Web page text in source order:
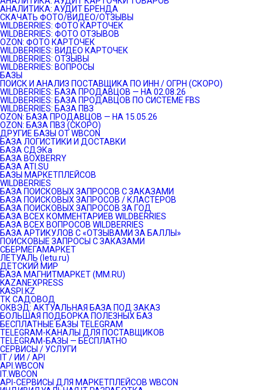
АНАЛИТИКА: АУДИТ БРЕНДА
СКАЧАТЬ ФОТО/ВИДЕО/ОТЗЫВЫ
WILDBERRIES: ФОТО КАРТОЧЕК
WILDBERRIES: ФОТО ОТЗЫВОВ
OZON: ФОТО КАРТОЧЕК
WILDBERRIES: ВИДЕО КАРТОЧЕК
WILDBERRIES: ОТЗЫВЫ
WILDBERRIES: ВОПРОСЫ
БАЗЫ
ПОИСК И АНАЛИЗ ПОСТАВЩИКА ПО ИНН / ОГРН (СКОРО)
WILDBERRIES: БАЗА ПРОДАВЦОВ — НА 02.08.26
WILDBERRIES: БАЗА ПРОДАВЦОВ ПО СИСТЕМЕ FBS
WILDBERRIES: БАЗА ПВЗ
OZON: БАЗА ПРОДАВЦОВ — НА 15.05.26
OZON: БАЗА ПВЗ (СКОРО)
ДРУГИЕ БАЗЫ ОТ WBCON
БАЗА ЛОГИСТИКИ И ДОСТАВКИ
БАЗА СДЭКа
БАЗА BOXBERRY
БАЗА ATI.SU
БАЗЫ МАРКЕТПЛЕЙСОВ
WILDBERRIES
БАЗА ПОИСКОВЫХ ЗАПРОСОВ С ЗАКАЗАМИ
БАЗА ПОИСКОВЫХ ЗАПРОСОВ / КЛАСТЕРОВ
БАЗА ПОИСКОВЫХ ЗАПРОСОВ ЗА ГОД
БАЗА ВСЕХ КОММЕНТАРИЕВ WILDBERRIES
БАЗА ВСЕХ ВОПРОСОВ WILDBERRIES
БАЗА АРТИКУЛОВ С «ОТЗЫВАМИ ЗА БАЛЛЫ»
ПОИСКОВЫЕ ЗАПРОСЫ С ЗАКАЗАМИ
СБЕРМЕГАМАРКЕТ
ЛЕТУАЛЬ (letu.ru)
ДЕТСКИЙ МИР
БАЗА МАГНИТМАРКЕТ (MM.RU)
KAZANEXPRESS
KASPI.KZ
ТК САДОВОД
ОКВЭД: АКТУАЛЬНАЯ БАЗА ПОД ЗАКАЗ
БОЛЬШАЯ ПОДБОРКА ПОЛЕЗНЫХ БАЗ
БЕСПЛАТНЫЕ БАЗЫ TELEGRAM
TELEGRAM-КАНАЛЫ ДЛЯ ПОСТАВЩИКОВ
TELEGRAM-БАЗЫ — БЕСПЛАТНО
СЕРВИСЫ / УСЛУГИ
IT / ИИ / API
API.WBCON
IT.WBCON
API-СЕРВИСЫ ДЛЯ МАРКЕТПЛЕЙСОВ WBCON